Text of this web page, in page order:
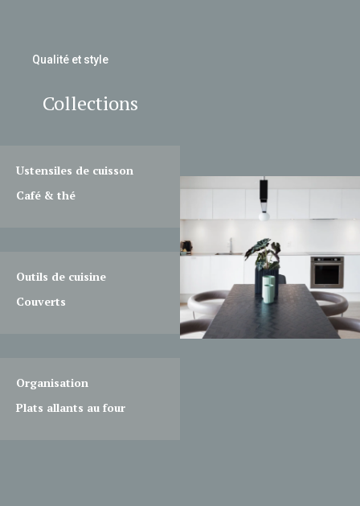
Qualité et style
Collections
Ustensiles de cuisson
Café & thé
Outils de cuisine
Couverts
Organisation
Plats allants au four